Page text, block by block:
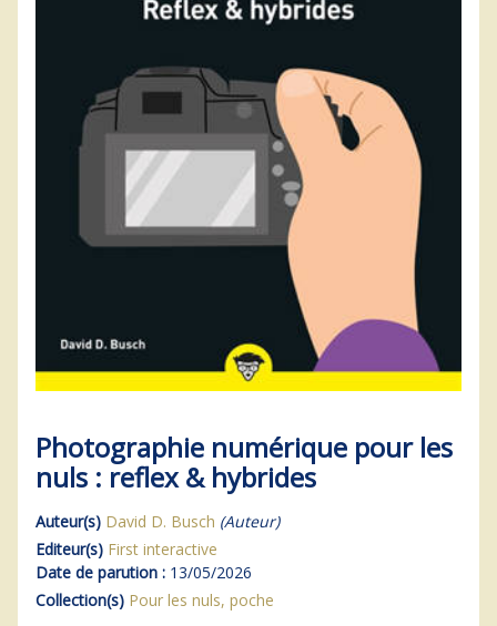
Photographie numérique pour les
nuls : reflex & hybrides
Auteur(s) David D. Busch (Auteur)
Editeur(s) First interactive
Date de parution : 13/05/2026
Collection(s) Pour les nuls, poche